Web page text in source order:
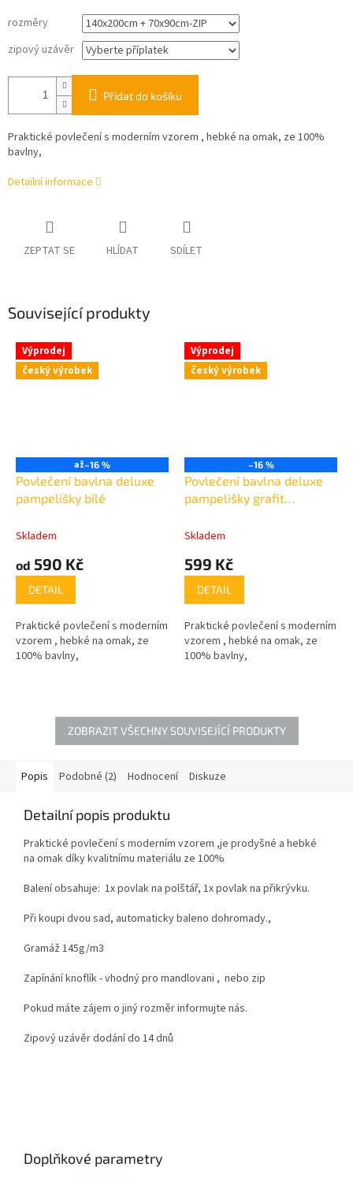
rozměry
zipový uzávěr
Přidat do košíku
Praktické povlečení s moderním vzorem , hebké na omak, ze 100%
bavlny,
Detailní informace
ZEPTAT SE HLÍDAT SDÍLET
Související produkty
Výprodej
český výrobek
až–16 %
Povlečení bavlna deluxe
pampelišky bílé
Skladem
od 590 Kč
DETAIL
Praktické povlečení s moderním
vzorem , hebké na omak, ze
100% bavlny,
Výprodej
český výrobek
–16 %
Povlečení bavlna deluxe
pampelišky grafit
Skladem
599 Kč
DETAIL
Praktické povlečení s moderním
vzorem , hebké na omak, ze
100% bavlny,
ZOBRAZIT VŠECHNY SOUVISEJÍCÍ PRODUKTY
Popis Podobné (2) Hodnocení Diskuze
Detailní popis produktu
Praktické povlečení s moderním vzorem ,je prodyšné a hebké
na omak díky kvalitnímu materiálu ze 100%
Balení obsahuje: 1x povlak na polštář, 1x povlak na přikrývku.
Při koupi dvou sad, automaticky baleno dohromady.,
Gramáž 145g/m3
Zapínání knoflík - vhodný pro mandlovani , nebo zip
Pokud máte zájem o jiný rozměr informujte nás.
Zipový uzávěr dodání do 14 dnů
Doplňkové parametry